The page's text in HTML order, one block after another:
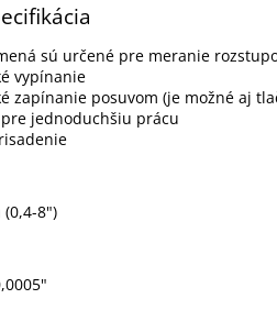
sú určené pre meranie
vypínanie
zapínanie posuvom (je možné aj
jednoduchšiu prácu
(0,4-8")